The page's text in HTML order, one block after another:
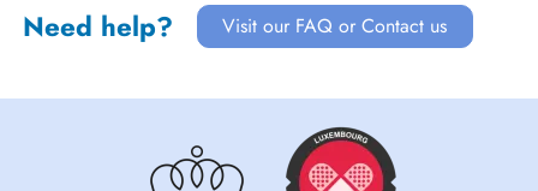
Need help? Visit our FAQ or Contact us